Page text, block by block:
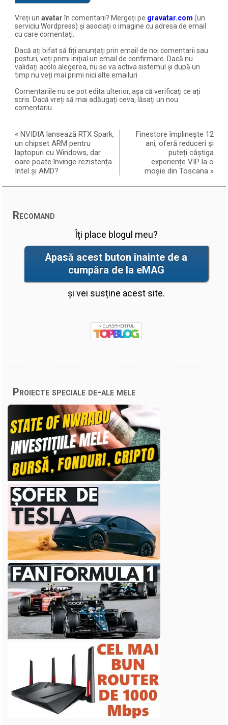
Vreți unavatarîn comentarii? Mergeți pe gravatar.com (un
serviciu Wordpress) și asociați o imagine cu adresa de email
cu care comentați.
Dacă ați bifat să fiți anunțați prin email de noi comentarii sau
posturi, veți primi inițial un email de confirmare. Dacă nu
validați acolo alegerea, nu se va activa sistemul și după un
timp nu veți mai primi nici alte emailuri
Comentariile nu se pot edita ulterior, așa că verificați ce ați
scris. Dacă vreți să mai adăugați ceva, lăsați un nou
comentariu.
«NVIDIA lansează RTX Spark,
un chipset ARM pentru
laptopuri cu Windows, dar
oare poate învinge rezistența
Intel și AMD?
Finestore împlinește 12
ani, oferă reduceri și
puteți câștiga
experiențe VIP la o
moșie din Toscana »
Recomand
Îți place blogul meu?
Apasă acest buton înainte de a
cumpăra de la eMAG
și vei susține acest site.
Proiecte speciale de-ale mele